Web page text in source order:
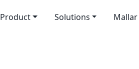
Product Solutions Mallar